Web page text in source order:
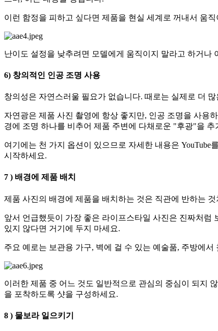
이런 함정을 피하고 싶다면 제품을 현실 세계로 꺼내서 움
난이도 설정을 낮추려면 모델에게 움직이지 말라고 하거
6) 창의적인 인공 조명 사용
창의성은 자연스러울 필요가 없습니다. 때로는 실제로 더
자연광은 제품 사진 촬영에 항상 좋지만, 인공 조명을 사용
경에 조명 하나를 비추어 제품 주변에 다채로운 "후광"을 추
여기에는 천 가지 옵션이 있으므로 자세한 내용은
시작하세요.
7 ) 배경에 제품 배치
제품 사진의 배경에 제품을 배치하는 것은 직관에 반하는
앞서 언급했듯이 가장 좋은 라이프스타일 사진은 진짜처럼
있지 않다면 거기에 두지 마세요.
주요 예로는 보관용 가구, 벽에 걸 수 있는 예술품, 주방에
이러한 제품 중 어느 것도 일반적으로 관심의 중심이 되지
을 포착하도록 샷을 구성하세요.
8 ) 물보라 일으키기